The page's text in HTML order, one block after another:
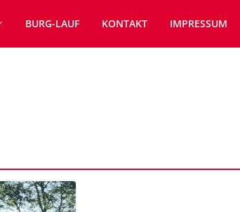
BURG-LAUF KONTAKT IMPRESSUM